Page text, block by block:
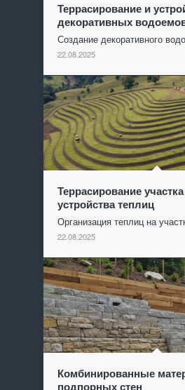
Террасирование и
декоративных
Создание декоративного
22.08.2025
Террасирование
устройства теплиц
Организация теплиц на
22.08.2025
Комбинированные
подпорных стен